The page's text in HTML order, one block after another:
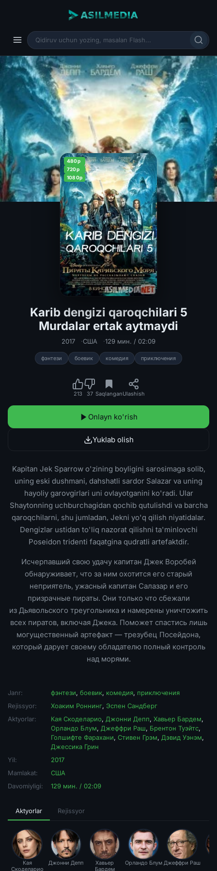
480p
720p
1080p
Karib dengizi qaroqchilari 5
Murdalar ertak aytmaydi
Karib dengizi qaroqchilari 5
2017 США 129 мин. / 02:09
фэнтези боевик комедия приключения
213 37 SaqlanganUlashish
Onlayn ko'rish
Yuklab olish
Kapitan Jek Sparrow o'zining boyligini sarosimaga solib,
uning eski dushmani, dahshatli sardor Salazar va uning
hayoliy garovgirlari uni ovlayotganini ko'radi. Ular
Shaytonning uchburchagidan qochib qutulishdi va barcha
qaroqchilarni, shu jumladan, Jekni yo'q qilish niyatidalar.
Dengizlar ustidan to'liq nazorat qilishni ta'minlovchi
Poseidon tridenti faqatgina qudratli artefaktdir.
Исчерпавший свою удачу капитан Джек Воробей
обнаруживает, что за ним охотится его старый
неприятель, ужасный капитан Салазар и его
призрачные пираты. Они только что сбежали
из Дьявольского треугольника и намерены уничтожить
всех пиратов, включая Джека. Поможет спастись лишь
могущественный артефакт — трезубец Посейдона,
который дарует своему обладателю полный контроль
над морями.
Janr: фэнтези, боевик, комедия, приключения
Rejissyor:
Хоаким Роннинг, Эспен Сандберг
Aktyorlar:
Кая Скоделарио, Джонни Депп, Хавьер Бардем,
Орландо Блум, Джеффри Раш, Брентон Туэйтс,
Голшифте Фарахани, Стивен Грэм, Дэвид Уэнэм,
Джессика Грин
Yil:
2017
Mamlakat:
США
Davomiyligi:
129 мин. / 02:09
Aktyorlar Rejissyor
Кая
Скоделарио
Джонни Депп
Хавьер
Бардем
Орландо Блум Джеффри Раш